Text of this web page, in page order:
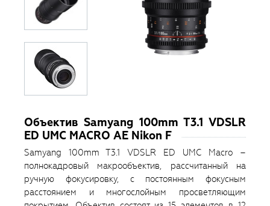
Объектив Samyang 100mm T3.1 VDSLR
ED UMC MACRO AE Nikon F
Samyang 100mm T3.1 VDSLR ED UMC Macro –
полнокадровый макрообъектив, рассчитанный на
ручную фокусировку, с постоянным фокусным
расстоянием и многослойным просветляющим